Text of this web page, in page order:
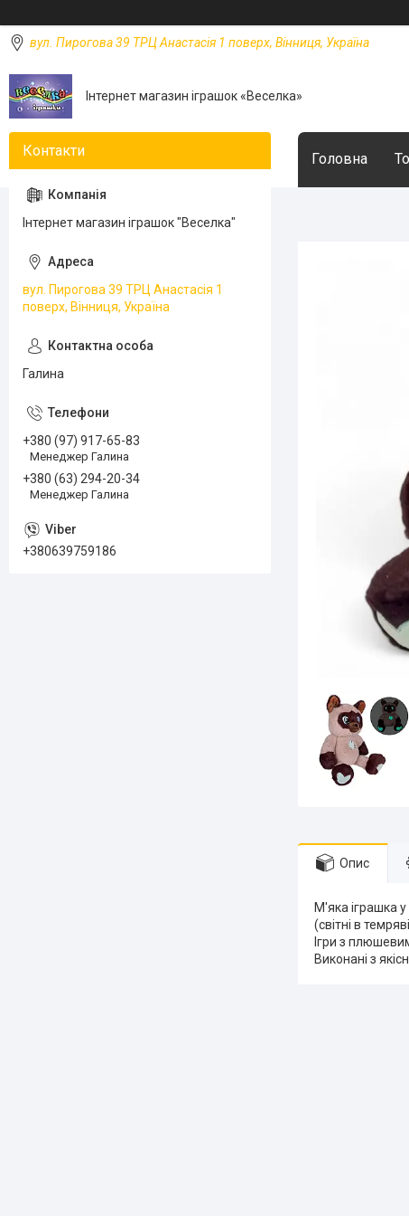
вул. Пирогова 39 ТРЦ Анастасія 1 поверх, Вінниця, Україна
Інтернет магазин іграшок «Веселка»
Головна
Опис
М'яка іграшка
(світні в
Ігри з
Виконані з
Інтернет магазин іграшок "Веселка"
вул. Пирогова 39 ТРЦ Анастасія 1
поверх, Вінниця, Україна
Галина
+380 (97) 917-65-83
Менеджер Галина
+380 (63) 294-20-34
Менеджер Галина
+380639759186